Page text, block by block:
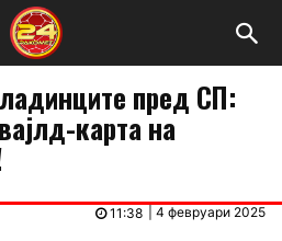
пред СП:
карта на
4 февруари 2025
11:38